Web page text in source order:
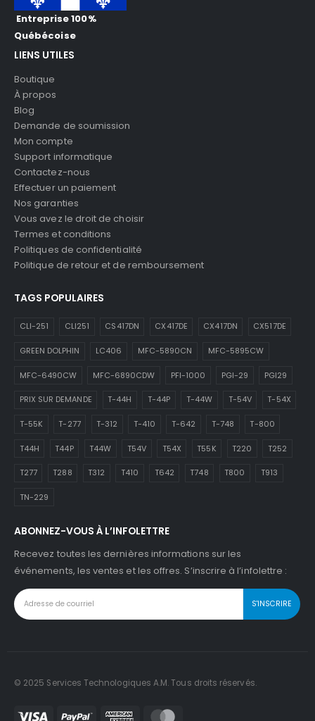
Entreprise 100%
Québécoise
LIENS UTILES
Boutique
À propos
Blog
Demande de soumission
Mon compte
Support informatique
Contactez-nous
Effectuer un paiement
Nos garanties
Vous avez le droit de choisir
Termes et conditions
Politiques de confidentialité
Politique de retour et de remboursement
TAGS POPULAIRES
CLI-251 CLI251 CS417DN CX417DE CX417DN CX517DE
GREEN DOLPHIN LC406 MFC-5890CN MFC-5895CW
MFC-6490CW MFC-6890CDW PFI-1000 PGI-29 PGI29
PRIX SUR DEMANDE T-44H T-44P T-44W T-54V T-54X
T-55K T-277 T-312 T-410 T-642 T-748 T-800
T44H T44P T44W T54V T54X T55K T220 T252
T277 T288 T312 T410 T642 T748 T800 T913
TN-229
ABONNEZ-VOUS À L’INFOLETTRE
Recevez toutes les dernières informations sur les
événements, les ventes et les offres. S’inscrire à l’infolettre :
© 2025 Services Technologiques A.M. Tous droits réservés.